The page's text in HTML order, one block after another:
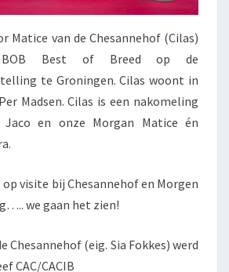
Matice van de Chesannehof (Cilas)
BOB Best of Breed op de
te Groningen. Cilas woont in
Madsen. Cilas is een nakomeling
Jaco en onze Morgan Matice én
visite bij Chesannehof en Morgen
we gaan het zien!
Chesannehof (eig. Sia Fokkes) werd
CAC/CACIB